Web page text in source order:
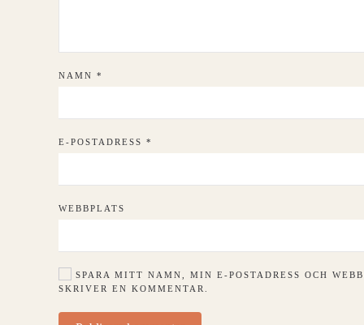
NAMN *
E-POSTADRESS *
WEBBPLATS
SPARA MITT NAMN, MIN E-POSTADRESS OCH
SKRIVER EN KOMMENTAR.